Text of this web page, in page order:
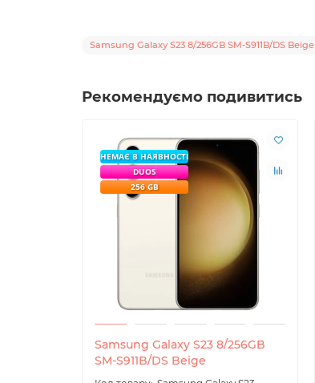
Samsung Galaxy S23 8/256GB SM-S911B/DS Beige
Рекомендуємо подивитись
Samsung Galaxy S23 8/256GB
SM-S911B/DS Beige
НЕМАЄ В НАЯВНОСТІ
DUOS
256 GB